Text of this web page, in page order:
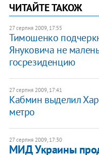
ЧИТАЙТЕ ТАКОЖ
27 серпня 2009, 17:55
Тимошенко
Януковича не
госрезиденцию
27 серпня 2009, 17:41
Кабмин выделил
метро
27 серпня 2009, 17:30
МИД Украины